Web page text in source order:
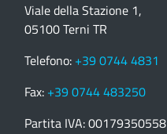
Viale della Stazione 1,
05100 Terni TR
Telefono: +39 0744 4831
Fax: +39 0744 483250
Partita IVA: 00179350558